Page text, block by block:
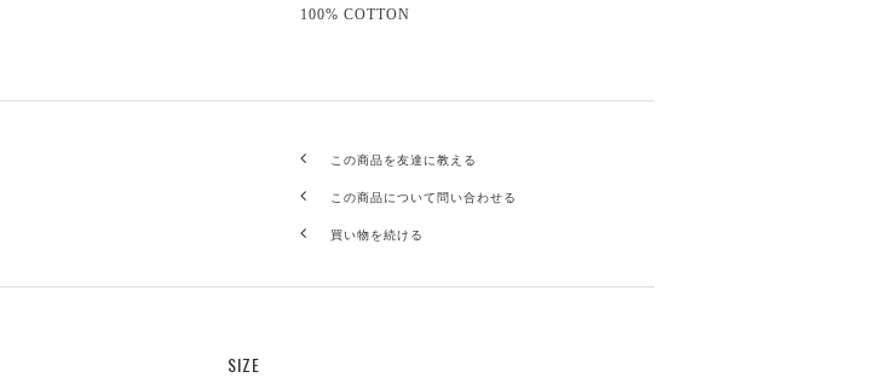
100% COTTON
この商品を友達に教える
この商品について問い合わせる
買い物を続ける
SIZE